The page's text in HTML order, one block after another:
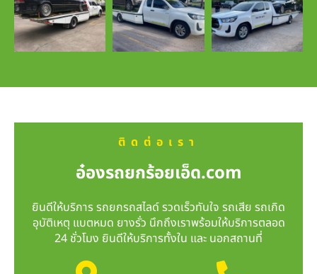
ติดต่อเรา
อ๋องรถยกร้อยเอ็ด.com
ยินดีให้บริการ รถยกรถสไลด์ รวดเร็วทันใจ รถเสีย รถเกิด
อุบัติเหตุ แบตหมด ยางรั่ว นึกถึงเราพร้อมให้บริการตลอด
24 ชั่วโมง ยินดีให้บริการทั้งใน และ นอกสถานที่